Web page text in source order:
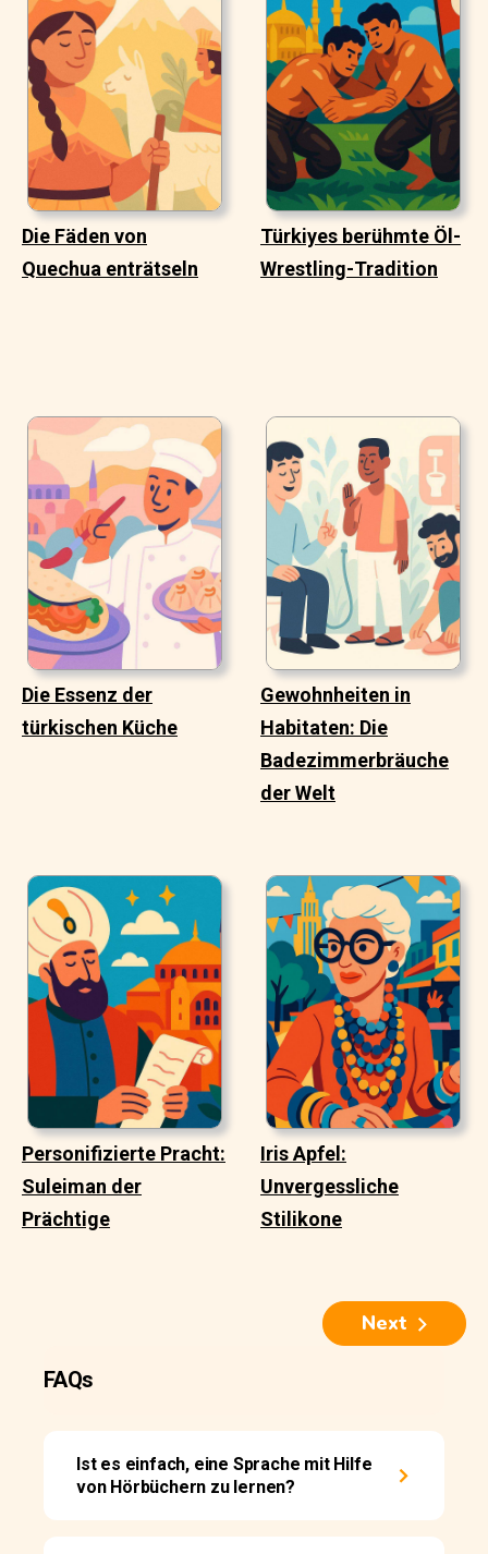
Die Fäden von
Quechua enträtseln
Türkiyes berühmte Öl-
Wrestling-Tradition
Die Essenz der
türkischen Küche
Gewohnheiten in
Habitaten: Die
Badezimmerbräuche
der Welt
Personifizierte Pracht:
Suleiman der
Prächtige
Iris Apfel:
Unvergessliche
Stilikone
Next
FAQs
Ist es einfach, eine Sprache mit Hilfe
von Hörbüchern zu lernen?